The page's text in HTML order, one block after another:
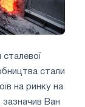
сталевої
стали
на ринку на
зазначив Ван